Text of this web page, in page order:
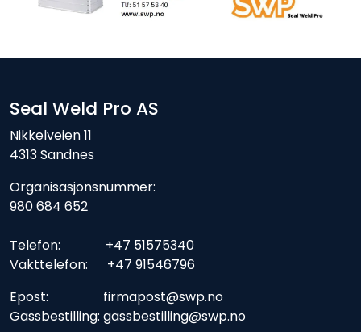
Seal Weld Pro AS
Nikkelveien 11
4313 Sandnes
Organisasjonsnummer:
980 684 652
Telefon: +47 51575340
Vakttelefon: +47 91546796
Epost: firmapost@swp.no
Gassbestilling: gassbestilling@swp.no